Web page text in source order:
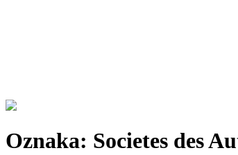
Oznaka: Societes des